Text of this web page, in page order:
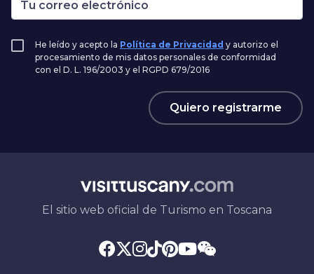
He leído y acepto la Política de Privacidad y autorizo el
procesamiento de mis datos personales de conformidad
con el D. L. 196/2003 y el RGPD 679/2016
Quiero registrarme
El sitio web oficial de Turismo en Toscana